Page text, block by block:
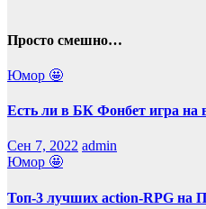
Просто смешно…
Юмор 🤩
Есть ли в БК Фонбет игра на
Сен 7, 2022 admin
Юмор 🤩
Топ-3 лучших action-RPG на